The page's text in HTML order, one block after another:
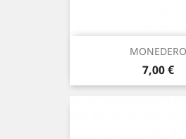
MONEDERO
Precio
7,00 €